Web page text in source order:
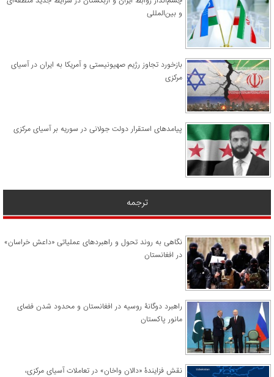
و بین‌المللی
​بازخورد تجاوز رژیم صهیونیستی و آمریکا به ایران در آسیای
مرکزی
پیامدهای استقرار دولت جولانی در سوریه بر آسیای مرکزی
ترجمه
نگاهی به روند تحول و راهبردهای عملیاتی «داعش خراسان»
در افغانستان
راهبرد دوگانۀ روسیه در افغانستان و محدود شدن فضای
مانور پاکستان
نقش فزایندۀ «دالان واخان» در تعاملات آسیای مرکزی،